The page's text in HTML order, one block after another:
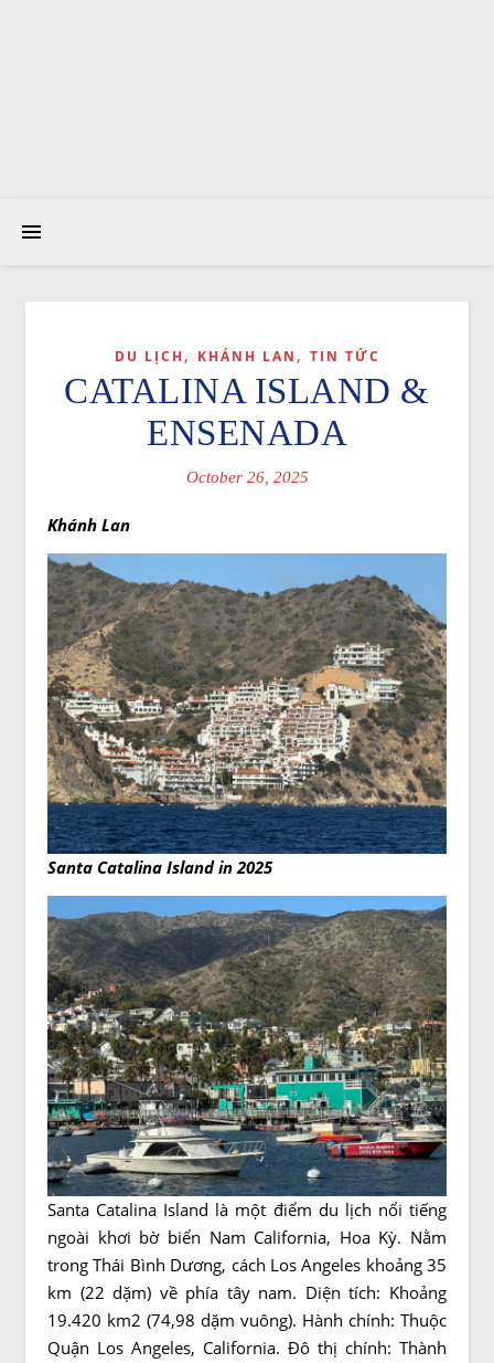
DU LỊCH , KHÁNH LAN , TIN TỨC
CATALINA ISLAND &
ENSENADA
October 26, 2025
Khánh Lan
Santa Catalina Island in 2025
Santa Catalina Island là một điểm du lịch nổi tiếng
ngoài khơi bờ biển Nam California, Hoa Kỳ. Nằm
trong Thái Bình Dương, cách Los Angeles khoảng 35
km (22 dặm) về phía tây nam. Diện tích: Khoảng
19.420 km2 (74,98 dặm vuông). Hành chính: Thuộc
Quận Los Angeles, California. Đô thị chính: Thành